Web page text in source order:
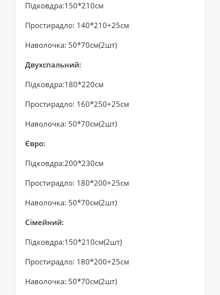
Підковдра:150*210см
Простирадло: 140*210+25см
Наволочка: 50*70см(2шт)
Двухспальний:
Підковдра:180*220см
Простирадло: 160*250+25см
Наволочка: 50*70см(2шт)
Євро:
Підковдра:200*230см
Простирадло: 180*200+25см
Наволочка: 50*70см(2шт)
Сімейний:
Підковдра:150*210см(2шт)
Простирадло: 180*200+25см
Наволочка: 50*70см(2шт)